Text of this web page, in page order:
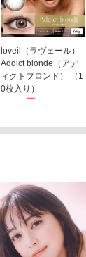
loveil（ラヴェール）
Addict blonde（アデ
ィクトブロンド） （1
0枚入り）
1,760円